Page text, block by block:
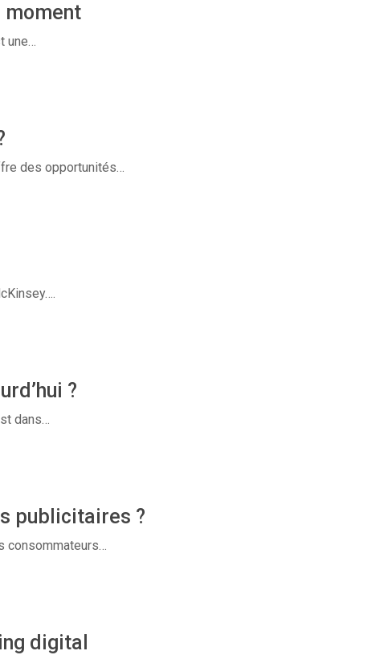
moment
une…
des opportunités…
?
dans…
publicitaires ?
consommateurs…
digital